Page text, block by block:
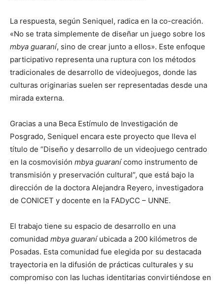
La respuesta, según Seniquel, radica en la co-creación.
«No se trata simplemente de diseñar un juego sobre los
mbya guaraní, sino de crear junto a ellos». Este enfoque
participativo representa una ruptura con los métodos
tradicionales de desarrollo de videojuegos, donde las
culturas originarias suelen ser representadas desde una
mirada externa.
Gracias a una Beca Estímulo de Investigación de
Posgrado, Seniquel encara este proyecto que lleva el
título de “Diseño y desarrollo de un videojuego centrado
en la cosmovisión mbya guaranícomo instrumento de
transmisión y preservación cultural”, que está bajo la
dirección de la doctora Alejandra Reyero, investigadora
de CONICET y docente en la FADyCC – UNNE.
El trabajo tiene su espacio de desarrollo en una
comunidad mbya guaraníubicada a 200 kilómetros de
Posadas. Esta comunidad fue elegida por su destacada
trayectoria en la difusión de prácticas culturales y su
compromiso con las luchas identitarias convirtiéndose en